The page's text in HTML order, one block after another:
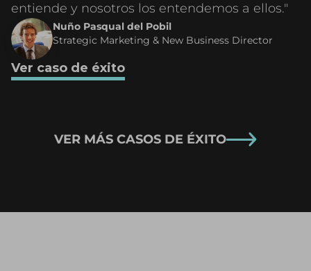
entiende y nosotros los entendemos a ellos."
Nuño Pasqual del Pobil
Strategic Marketing & New Business Director
Ver caso de éxito
VER MÁS CASOS DE ÉXITO